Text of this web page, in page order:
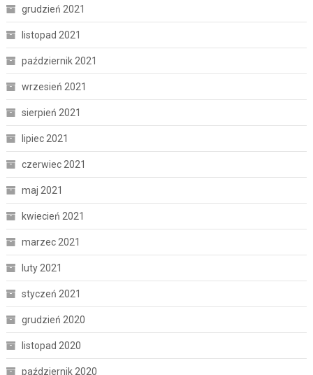
grudzień 2021
listopad 2021
październik 2021
wrzesień 2021
sierpień 2021
lipiec 2021
czerwiec 2021
maj 2021
kwiecień 2021
marzec 2021
luty 2021
styczeń 2021
grudzień 2020
listopad 2020
październik 2020